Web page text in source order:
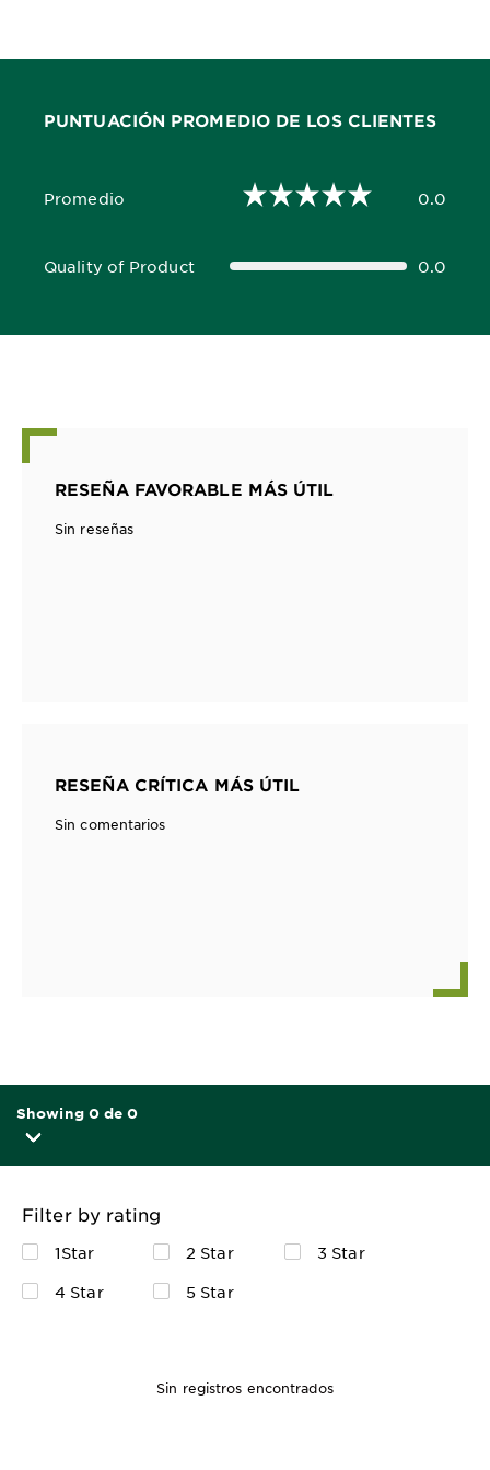
PUNTUACIÓN PROMEDIO DE LOS CLIENTES
Promedio
0.0 out of 5 stars 0.0
Quality of Product
0.0 out of 5 stars 0.0
RESEÑA FAVORABLE MÁS ÚTIL
Sin reseñas
RESEÑA CRÍTICA MÁS ÚTIL
Sin comentarios
Showing 0 de 0
Filter by rating
1Star 2 Star
3 Star
4 Star
5 Star
Sin registros encontrados